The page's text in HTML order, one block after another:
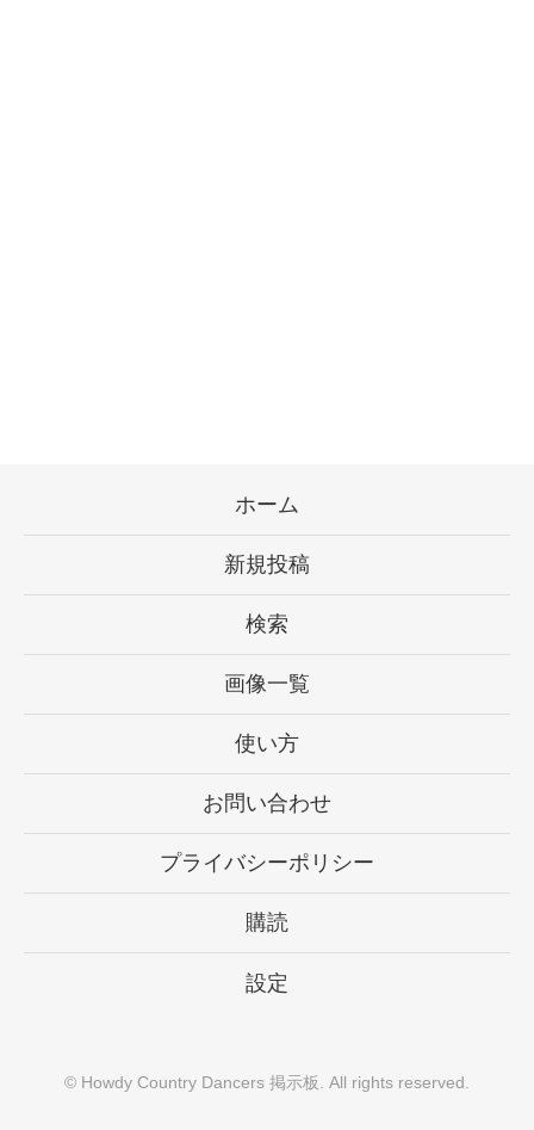
ホーム
新規投稿
検索
画像一覧
使い方
お問い合わせ
プライバシーポリシー
購読
設定
© Howdy Country Dancers 掲示板 . All rights reserved.